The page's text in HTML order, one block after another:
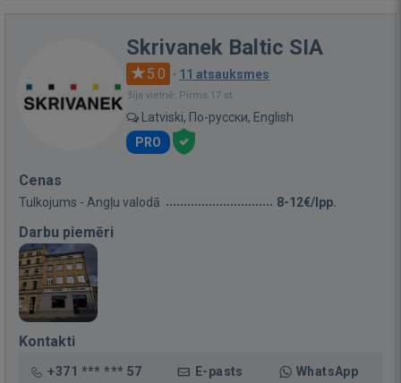
Skrivanek Baltic SIA
5.0 · 11 atsauksmes
Bija vietnē: Pirms 17 st.
Latviski, По-русски, English
PRO
Cenas
Tulkojums - Angļu valodā 8-12€/lpp.
Darbu piemēri
Kontakti
+371 *** *** 57 E-pasts WhatsApp